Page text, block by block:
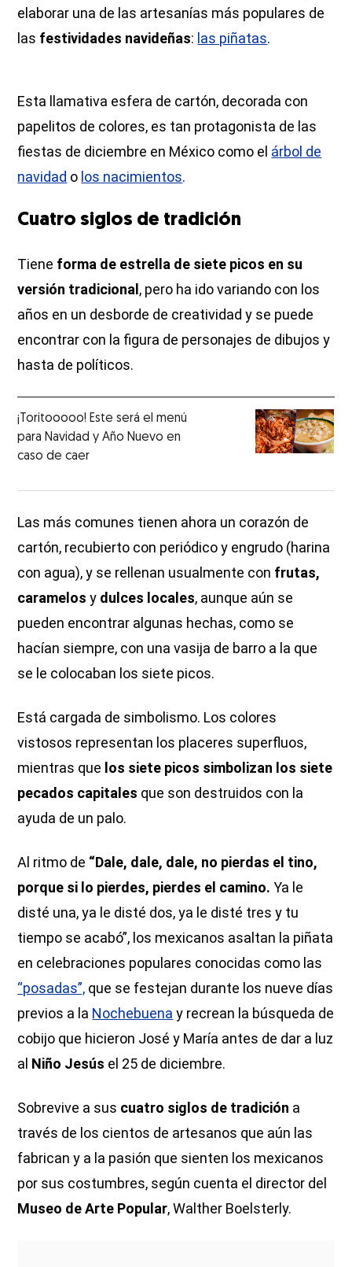
elaborar una de las artesanías más populares de
las festividades navideñas: las piñatas.
Esta llamativa esfera de cartón, decorada con
papelitos de colores, es tan protagonista de las
fiestas de diciembre en México como el árbol de
navidad o los nacimientos.
Cuatro siglos de tradición
Tiene forma de estrella de siete picos en su
versión tradicional, pero ha ido variando con los
años en un desborde de creatividad y se puede
encontrar con la figura de personajes de dibujos y
hasta de políticos.
¡Toritooooo! Este será el menú
para Navidad y Año Nuevo en
caso de caer
Las más comunes tienen ahora un corazón de
cartón, recubierto con periódico y engrudo (harina
con agua), y se rellenan usualmente con frutas,
caramelosy dulces locales, aunque aún se
pueden encontrar algunas hechas, como se
hacían siempre, con una vasija de barro a la que
se le colocaban los siete picos.
Está cargada de simbolismo. Los colores
vistosos representan los placeres superfluos,
mientras que los siete picos simbolizan los siete
pecados capitales que son destruidos con la
ayuda de un palo.
Al ritmo de “Dale, dale, dale, no pierdas el tino,
porque si lo pierdes, pierdes el camino.Ya le
disté una, ya le disté dos, ya le disté tres y tu
tiempo se acabó”, los mexicanos asaltan la piñata
en celebraciones populares conocidas como las
“posadas”, que se festejan durante los nueve días
previos a la Nochebuena y recrean la búsqueda de
cobijo que hicieron José y María antes de dar a luz
al Niño Jesús el 25 de diciembre.
Sobrevive a sus cuatro siglos de tradición a
través de los cientos de artesanos que aún las
fabrican y a la pasión que sienten los mexicanos
por sus costumbres, según cuenta el director del
Museo de Arte Popular, Walther Boelsterly.